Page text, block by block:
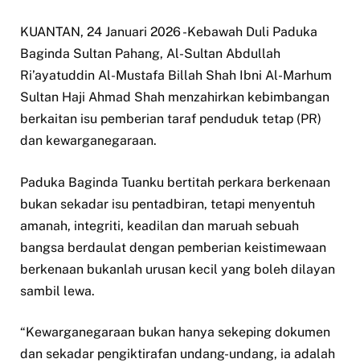
KUANTAN, 24 Januari 2026 -Kebawah Duli Paduka
Baginda Sultan Pahang, Al-Sultan Abdullah
Ri’ayatuddin Al-Mustafa Billah Shah Ibni Al-Marhum
Sultan Haji Ahmad Shah menzahirkan kebimbangan
berkaitan isu pemberian taraf penduduk tetap (PR)
dan kewarganegaraan.
Paduka Baginda Tuanku bertitah perkara berkenaan
bukan sekadar isu pentadbiran, tetapi menyentuh
amanah, integriti, keadilan dan maruah sebuah
bangsa berdaulat dengan pemberian keistimewaan
berkenaan bukanlah urusan kecil yang boleh dilayan
sambil lewa.
“Kewarganegaraan bukan hanya sekeping dokumen
dan sekadar pengiktirafan undang-undang, ia adalah